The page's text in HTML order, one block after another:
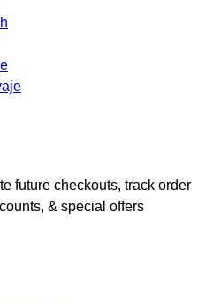
future checkouts, track order
& special offers